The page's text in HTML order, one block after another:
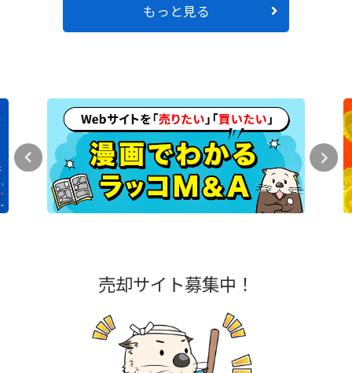
もっと見る
売却サイト募集中！